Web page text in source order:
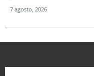
7 agosto, 2026